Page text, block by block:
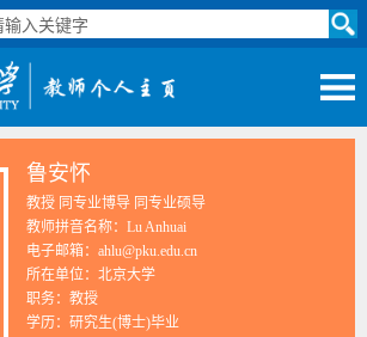
鲁安怀
教授 同专业博导 同专业硕导
教师拼音名称：Lu Anhuai
电子邮箱： ahlu@pku.edu.cn
所在单位：北京大学
职务：教授
学历：研究生(博士)毕业